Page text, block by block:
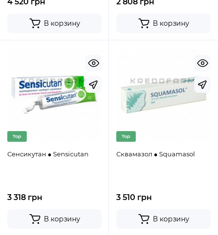
В корзину В корзину
Top
Сенсикутан ● Sensicutan
3 318 грн
В корзину
Top
Сквамазол ● Squamasol
3 510 грн
В корзину